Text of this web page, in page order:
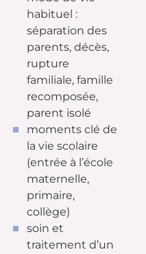
habituel :
séparation des
parents, décès,
rupture
familiale, famille
recomposée,
parent isolé
moments clé de
la vie scolaire
(entrée à l’école
maternelle,
primaire,
collège)
soin et
traitement d’un